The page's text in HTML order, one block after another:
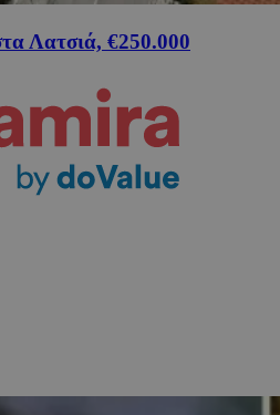
Λατσιά, €250.000